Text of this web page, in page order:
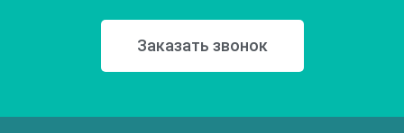
Заказать звонок